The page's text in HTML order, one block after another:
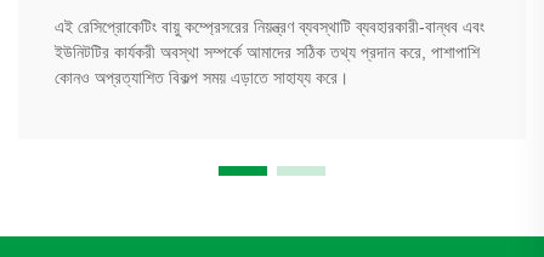
এই রেসিপ্রোকেটিং বায়ু কম্প্রেসরের নিয়ন্ত্রণ ব্যবস্থাটি ব্যবহারকারী-বান্ধব এবং
ইউনিটটির কার্যকরী অবস্থা সম্পর্কে আমাদের সঠিক তথ্য প্রদান করে, পাশাপাশি
কোনও অপ্রত্যাশিত বিকল্প সময় এড়াতে সাহায্য করে।